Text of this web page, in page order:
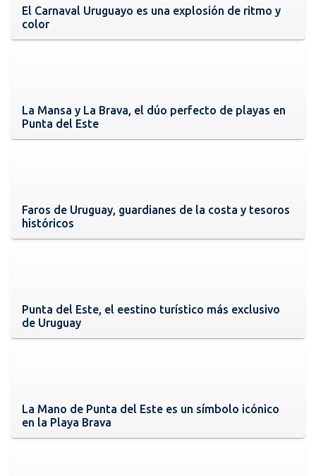
El Carnaval Uruguayo es una explosión de ritmo y
color
La Mansa y La Brava, el dúo perfecto de playas en
Punta del Este
Faros de Uruguay, guardianes de la costa y tesoros
históricos
Punta del Este, el eestino turístico más exclusivo
de Uruguay
La Mano de Punta del Este es un símbolo icónico
en la Playa Brava